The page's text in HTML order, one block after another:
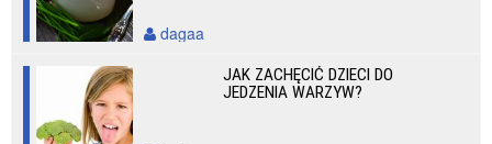
dagaa
JAK ZACHĘCIĆ DZIECI DO
JEDZENIA WARZYW?